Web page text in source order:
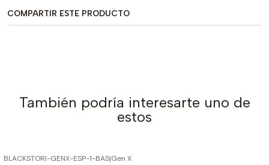
COMPARTIR ESTE PRODUCTO
También podría interesarte uno de
estos
BLACKSTORI-GENX-ESP-1-BAS|Gen X